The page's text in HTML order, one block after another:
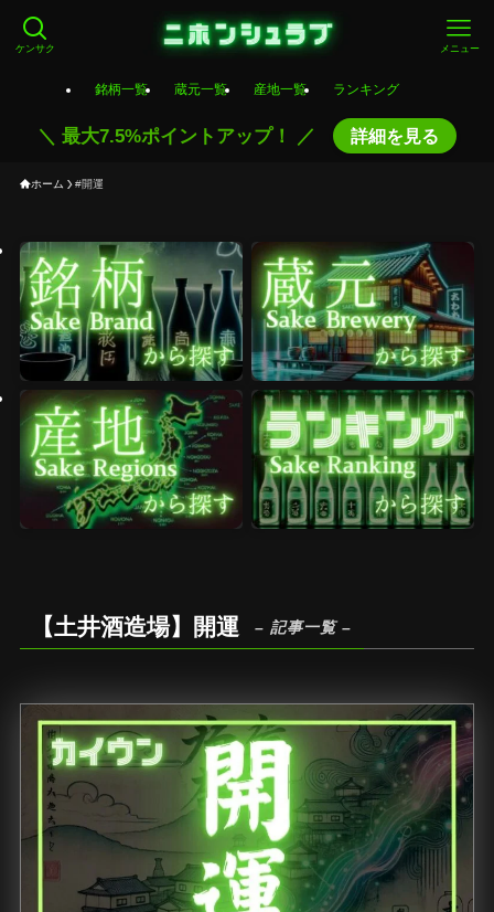
ケンサク メニュー
銘柄一覧 蔵元一覧 産地一覧 ランキング
＼ 最大7.5%ポイントアップ！ ／ 詳細を見る
ホーム #開運
【土井酒造場】開運 – 記事一覧 –